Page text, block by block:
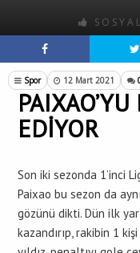
Spor 12 Mart 2021
EDİYOR
Son iki sezonda 1’inci
Paixao bu sezon da
gözünü dikti. Dün ilk
kazandırıp, rakibin 1